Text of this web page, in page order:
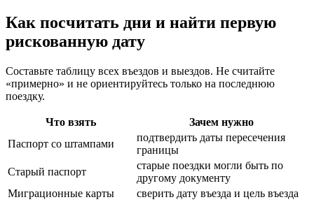
Как посчитать дни и найти первую
рискованную дату
Составьте таблицу всех въездов и выездов. Не считайте
«примерно» и не ориентируйтесь только на последнюю
поездку.
Что взять
Зачем нужно
Паспорт со штампами
подтвердить даты пересечения
границы
Старый паспорт
старые поездки могли быть по
другому документу
Миграционные карты
сверить дату въезда и цель въезда